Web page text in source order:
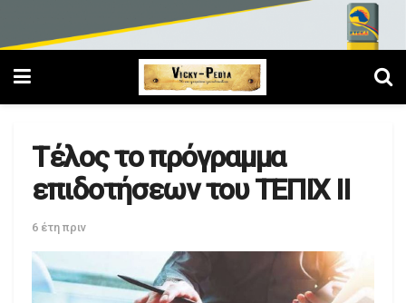
Τέλος το πρόγραμμα
επιδοτήσεων του ΤΕΠΙΧ ΙΙ
6 έτη πριν